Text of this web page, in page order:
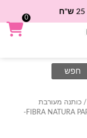
/ כותנה מעורבת
/ פפירוס- FIBRA NATURA PAPYRUS-
0